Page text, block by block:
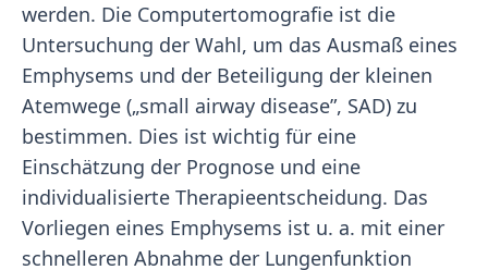
werden. Die Computertomografie ist die
Untersuchung der Wahl, um das Ausmaß eines
Emphysems und der Beteiligung der kleinen
Atemwege („small airway disease”, SAD) zu
bestimmen. Dies ist wichtig für eine
Einschätzung der Prognose und eine
individualisierte Therapieentscheidung. Das
Vorliegen eines Emphysems ist u. a. mit einer
schnelleren Abnahme der Lungenfunktion